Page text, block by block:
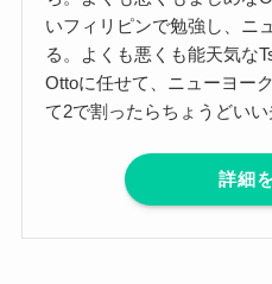
いフィリピンで勉強し、ニ
る。よくも悪くも能天気な
Ottoに任せて、ニューヨー
て2で割ったらちょうどいい
詳細